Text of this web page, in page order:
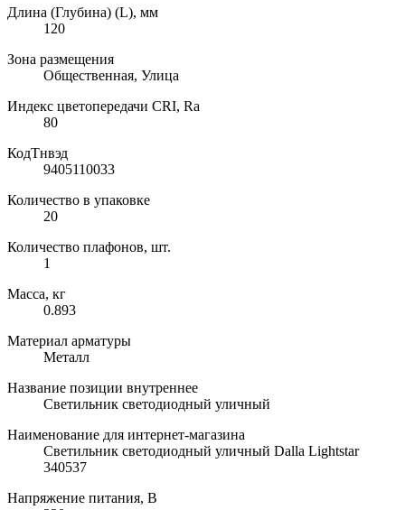
Длина (Глубина) (L), мм
120
Зона размещения
Общественная, Улица
Индекс цветопередачи CRI, Ra
80
КодТнвэд
9405110033
Количество в упаковке
20
Количество плафонов, шт.
1
Масса, кг
0.893
Материал арматуры
Металл
Название позиции внутреннее
Светильник светодиодный уличный
Наименование для интернет-магазина
Светильник светодиодный уличный Dalla Lightstar
340537
Напряжение питания, В